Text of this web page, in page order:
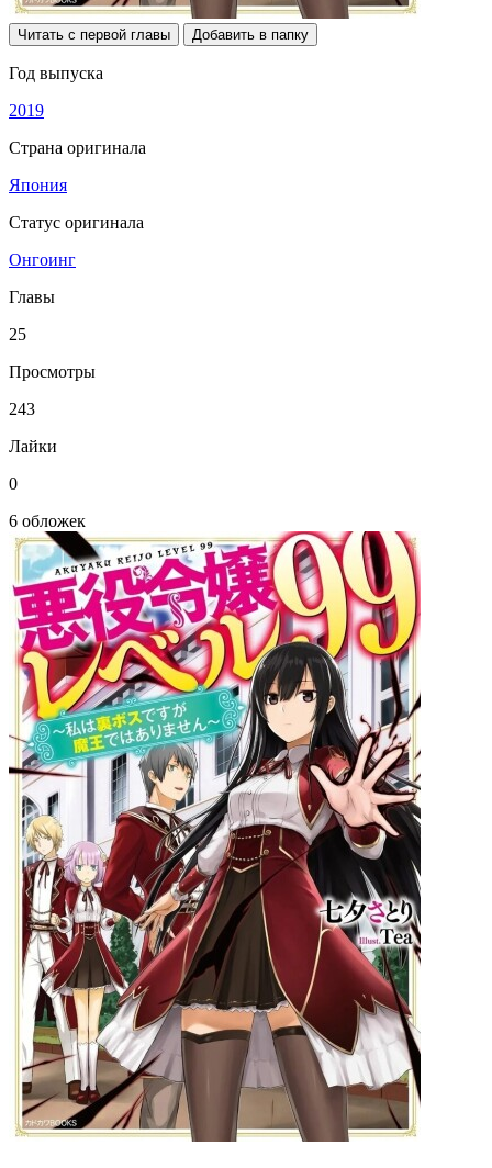
Читать с первой главы Добавить в папку
Год выпуска
2019
Страна оригинала
Япония
Статус оригинала
Онгоинг
Главы
25
Просмотры
243
Лайки
0
6 обложек